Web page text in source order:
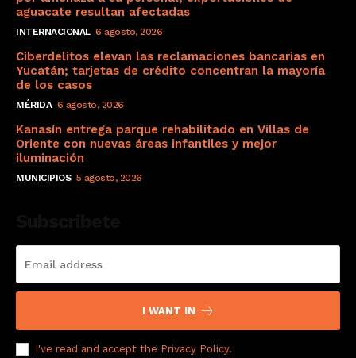
aguacate resultan afectadas
INTERNACIONAL 6 agosto, 2026
Ciberdelitos elevan las reclamaciones bancarias en
Yucatán; tarjetas de crédito concentran la mayoría
de los casos
MÉRIDA 6 agosto, 2026
Kanasín entrega parque rehabilitado en Villas de
Oriente con nuevas áreas infantiles y mejor
iluminación
MUNICIPIOS 5 agosto, 2026
I WANT IN
I've read and accept the Privacy Policy.